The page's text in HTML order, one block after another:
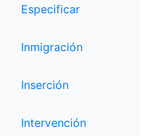
Especificar
Inmigración
Inserción
Intervención